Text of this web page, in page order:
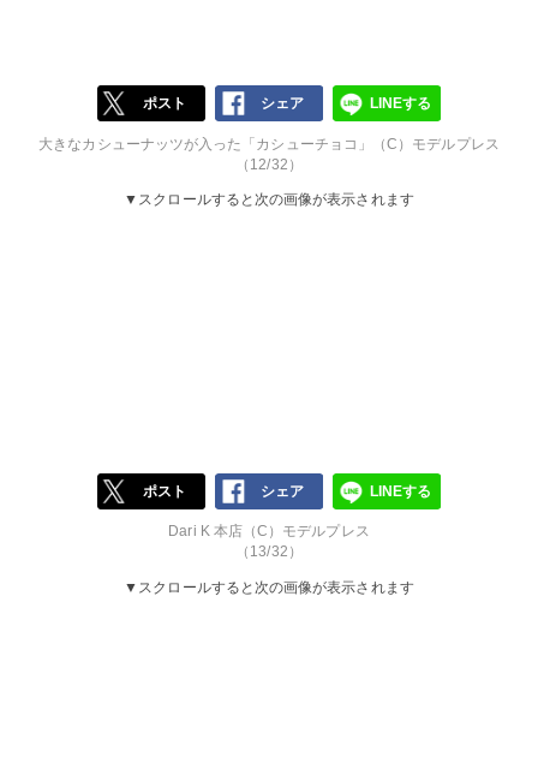
ポスト シェア LINEする
大きなカシューナッツが入った「カシューチョコ」（C）モデルプレス
（12/32）
▼スクロールすると次の画像が表示されます
ポスト シェア LINEする
Dari K 本店（C）モデルプレス
（13/32）
▼スクロールすると次の画像が表示されます